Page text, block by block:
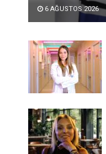
6 AĞUSTOS 2026